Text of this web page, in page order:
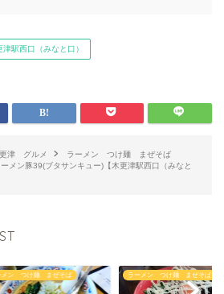
駅西口（みなと口）
津 グルメ
ラーメン つけ麺 まぜそば
ーメン豚39(ブタサンキュー)【木更津駅西口（みなと
メン つけ麺 まぜそば ラーメン つけ麺 まぜそば